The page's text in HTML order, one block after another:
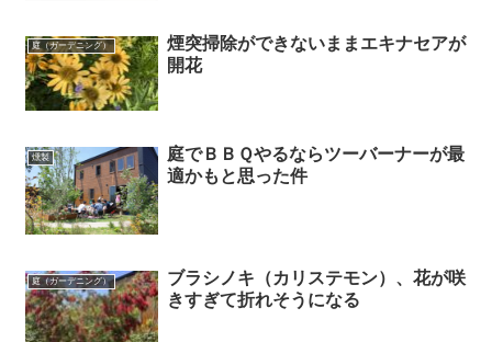
庭（ガーデニング）
煙突掃除ができないままエキナセアが
開花
燻製
庭でＢＢＱやるならツーバーナーが最
適かもと思った件
庭（ガーデニング）
ブラシノキ（カリステモン）、花が咲
きすぎて折れそうになる